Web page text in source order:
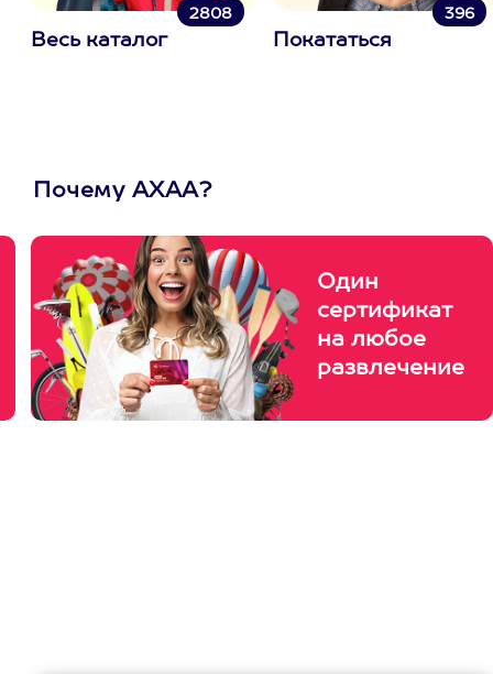
2808
Весь каталог
396
Покататься
Почему АХАА?
Один
сертификат
на любое
развлечение